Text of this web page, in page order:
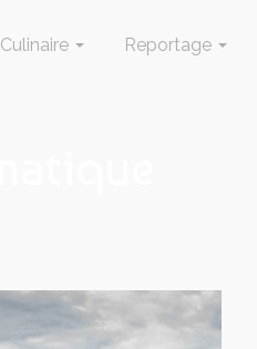
Culinaire Reportage